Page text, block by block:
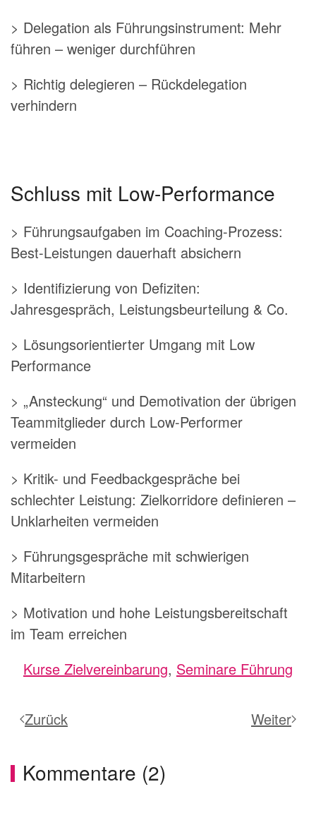
> Delegation als Führungsinstrument: Mehr
führen – weniger durchführen
> Richtig delegieren – Rückdelegation
verhindern
Schluss mit Low-Performance
> Führungsaufgaben im Coaching-Prozess:
Best-Leistungen dauerhaft absichern
> Identifizierung von Defiziten:
Jahresgespräch, Leistungsbeurteilung & Co.
> Lösungsorientierter Umgang mit Low
Performance
> „Ansteckung“ und Demotivation der übrigen
Teammitglieder durch Low-Performer
vermeiden
> Kritik- und Feedbackgespräche bei
schlechter Leistung: Zielkorridore definieren –
Unklarheiten vermeiden
> Führungsgespräche mit schwierigen
Mitarbeitern
> Motivation und hohe Leistungsbereitschaft
im Team erreichen
Kurse Zielvereinbarung, Seminare Führung
Zurück Weiter
Kommentare (2)